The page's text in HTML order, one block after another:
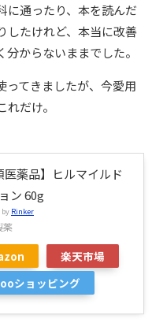
に通ったり、本を読んだ
したけれど、本当に改善
からないままでした。
ってきましたが、今愛用
だけ。
医薬品】ヒルマイルド
ン 60g
by Rinker
薬
楽天市場
ショッピング